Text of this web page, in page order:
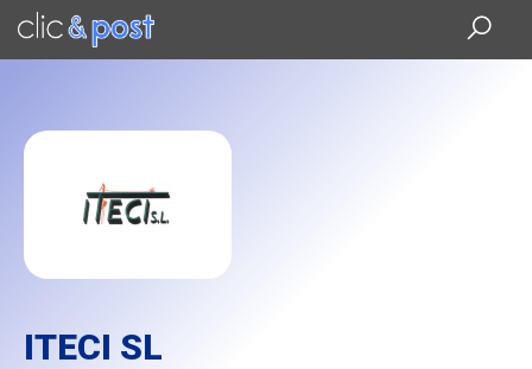
Saltar
contenido
ITECI SL